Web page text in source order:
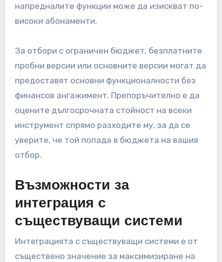
напредналите функции може да изискват по-
високи абонаменти.
За отбори с ограничен бюджет, безплатните
пробни версии или основните версии могат да
предоставят основни функционалности без
финансов ангажимент. Препоръчително е да
оцените дългосрочната стойност на всеки
инструмент спрямо разходите му, за да се
уверите, че той попада в бюджета на вашия
отбор.
Възможности за
интеграция с
съществуващи системи
Интеграцията с съществуващи системи е от
съществено значение за максимизиране на